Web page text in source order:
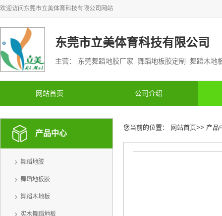
欢迎访问 东莞市立美体育科技有限公司 网站
东莞市立美体育科技有限公司
主营： 东莞舞蹈地胶厂家 舞蹈地板胶定制 舞蹈木
网站首页 公司介绍
产品中心
舞蹈地胶
舞蹈地板胶
舞蹈木地板
实木舞蹈地板
您当前的位置： 网站首页>> 产品